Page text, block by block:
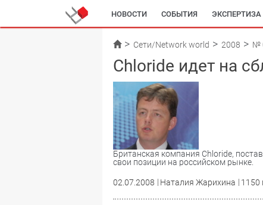
НОВОСТИ СОБЫТИЯ ЭКСПЕРТИЗА
Сети/Network world 2008 №
Chloride идет на
Британская компания Chloride,
свои позиции на российском рынке.
02.07.2008 Наталия Жарихина 1150